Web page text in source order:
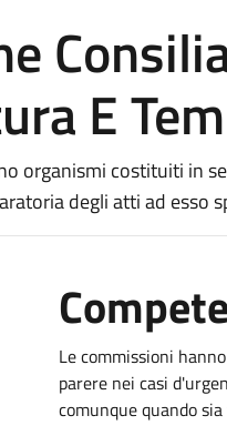
E
organismi costituiti in
degli atti ad esso
Le commissioni
parere nei casi
comunque quando